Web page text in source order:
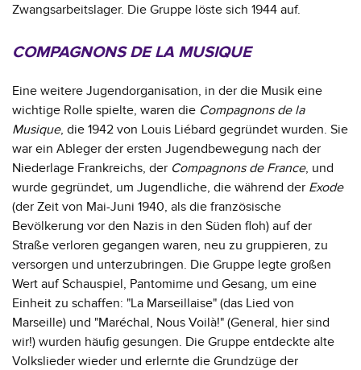
Zwangsarbeitslager. Die Gruppe löste sich 1944 auf.
COMPAGNONS DE LA MUSIQUE
Eine weitere Jugendorganisation, in der die Musik eine
wichtige Rolle spielte, waren die Compagnons de la
Musique, die 1942 von Louis Liébard gegründet wurden. Sie
war ein Ableger der ersten Jugendbewegung nach der
Niederlage Frankreichs, der Compagnons de France, und
wurde gegründet, um Jugendliche, die während der Exode
(der Zeit von Mai-Juni 1940, als die französische
Bevölkerung vor den Nazis in den Süden floh) auf der
Straße verloren gegangen waren, neu zu gruppieren, zu
versorgen und unterzubringen. Die Gruppe legte großen
Wert auf Schauspiel, Pantomime und Gesang, um eine
Einheit zu schaffen: "La Marseillaise" (das Lied von
Marseille) und "Maréchal, Nous Voilà!" (General, hier sind
wir!) wurden häufig gesungen. Die Gruppe entdeckte alte
Volkslieder wieder und erlernte die Grundzüge der